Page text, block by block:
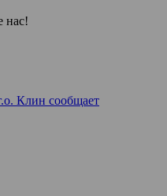
нас!
Клин сообщает